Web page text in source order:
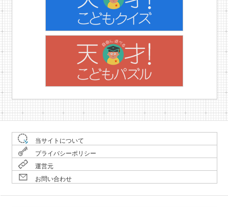
当サイトについて
プライバシーポリシー
運営元
お問い合わせ